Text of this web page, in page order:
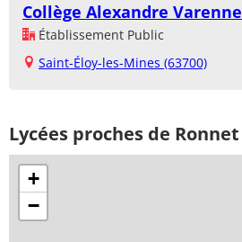
Collège Alexandre Varenne
Établissement Public
Saint-Éloy-les-Mines (63700)
Lycées proches de Ronnet
+
−